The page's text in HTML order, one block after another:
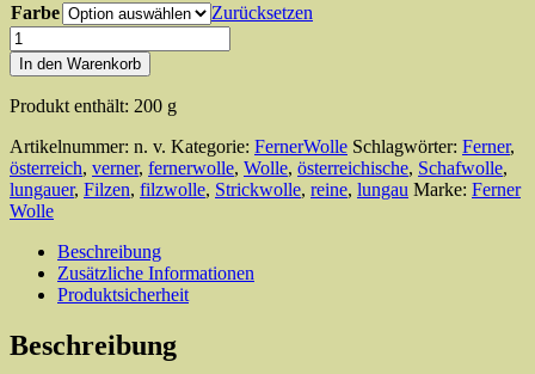
Farbe
Zurücksetzen
Ferners'
Filz
mich
-
Menge
In den Warenkorb
Produkt enthält: 200 g
Artikelnummer: n. v. Kategorie: FernerWolle Schlagwörter: Ferner,
österreich, verner, fernerwolle, Wolle, österreichische, Schafwolle,
lungauer, Filzen, filzwolle, Strickwolle, reine, lungau Marke: Ferner
Wolle
Beschreibung
Zusätzliche Informationen
Produktsicherheit
Beschreibung